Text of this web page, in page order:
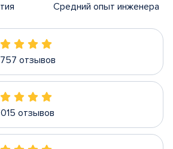
Средний опыт инженера
отзывов
отзывов